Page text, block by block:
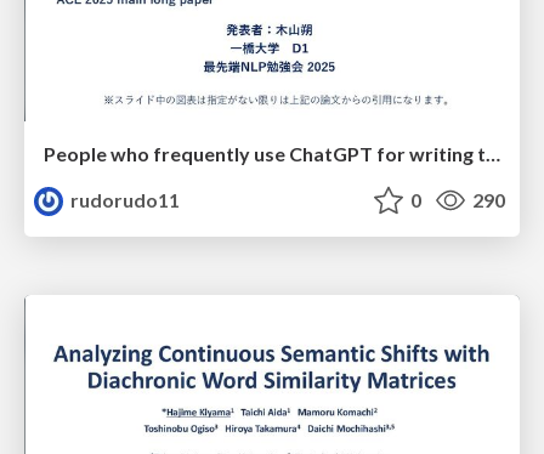
People who frequently use ChatGPT for writing tasks are accurate and robust detectors of AI-generated text
rudorudo11
0 290